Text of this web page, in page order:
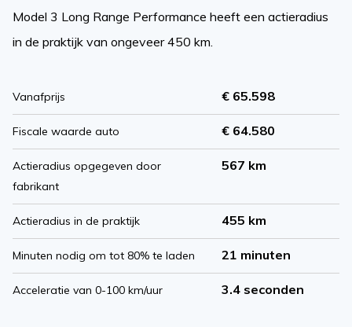
Model 3 Long Range Performance heeft een actieradius
in de praktijk van ongeveer 450 km.
Vanafprijs € 65.598
Fiscale waarde auto € 64.580
Actieradius opgegeven door
fabrikant
567 km
Actieradius in de praktijk 455 km
Minuten nodig om tot 80% te laden 21 minuten
Acceleratie van 0-100 km/uur 3.4 seconden